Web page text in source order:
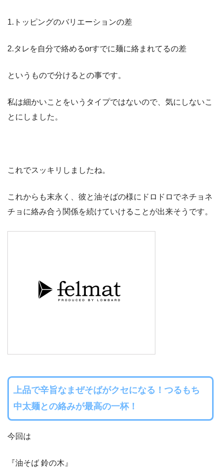
1.トッピングのバリエーションの差
2.タレを自分で絡めるorすでに麺に絡まれてるの差
というもので分けるとの事です。
私は細かいことをいうタイプではないので、気にしないこ
とにしました。
これでスッキリしましたね。
これからも末永く、彼と油そばの様にドロドロでネチョネ
チョに絡み合う関係を続けていけることが出来そうです。
上品で辛旨なまぜそばがクセになる！つるもち
中太麺との絡みが最高の一杯！
今回は
『油そば 鈴の木』